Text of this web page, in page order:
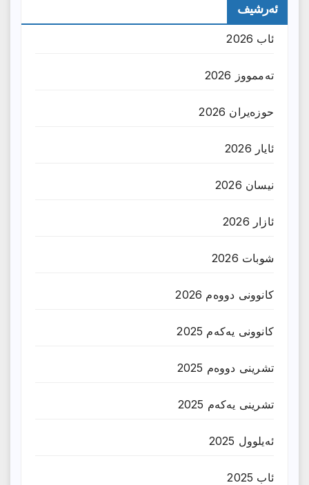
ئەرشیف
ئاب 2026
تەممووز 2026
حوزه‌یران 2026
ئایار 2026
نیسان 2026
ئازار 2026
شوبات 2026
کانوونی دووەم 2026
کانوونی یەکەم 2025
تشرینی دووەم 2025
تشرینی یەکەم 2025
ئەیلوول 2025
ئاب 2025